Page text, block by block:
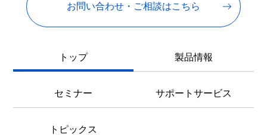
お問い合わせ・ご相談はこちら
トップ 製品情報
セミナー サポートサービス
トピックス